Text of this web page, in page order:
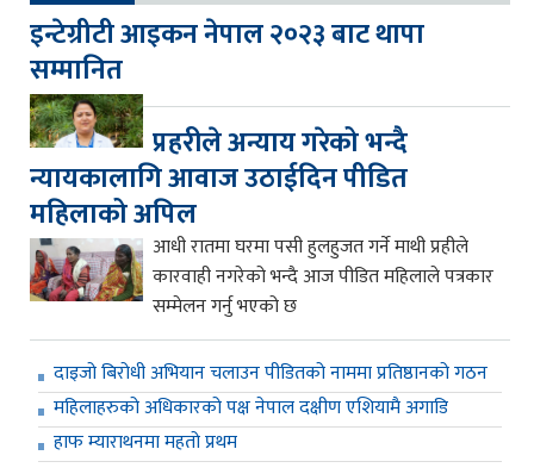
इन्टेग्रीटी आइकन नेपाल २०२३ बाट थापा
सम्मानित
प्रहरीले अन्याय गरेको भन्दै
न्यायकालागि आवाज उठाईदिन पीडित
महिलाको अपिल
आधी रातमा घरमा पसी हुलहुजत गर्ने माथी प्रहीले
कारवाही नगरेको भन्दै आज पीडित महिलाले पत्रकार
सम्मेलन गर्नु भएको छ
दाइजो बिरोधी अभियान चलाउन पीडितको नाममा प्रतिष्ठानको गठन
महिलाहरुको अधिकारको पक्ष नेपाल दक्षीण एशियामै अगाडि
हाफ म्याराथनमा महतो प्रथम